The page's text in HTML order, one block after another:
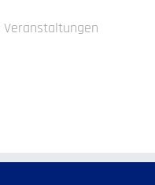
Veranstaltungen